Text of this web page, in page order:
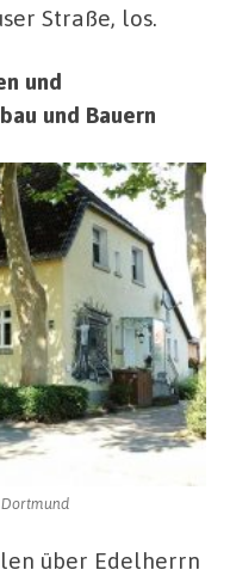
Straße, los.
und
und Bauern
Dortmund
über Edelherrn